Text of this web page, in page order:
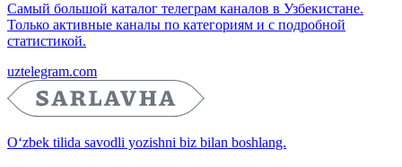
Самый большой каталог телеграм каналов в Узбекистане.
Только активные каналы по категориям и с подробной
статистикой.
uztelegram.com
O‘zbek tilida savodli yozishni biz bilan boshlang.